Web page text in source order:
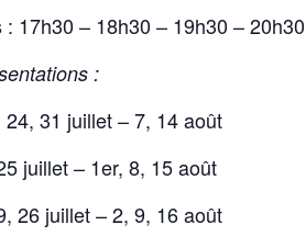
: 17h30 – 18h30 – 19h30 – 20h30
:
24, 31 juillet – 7, 14 août
juillet – 1er, 8, 15 août
26 juillet – 2, 9, 16 août